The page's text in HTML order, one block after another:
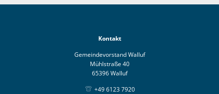
Kontakt
Gemeindevorstand Walluf
Mühlstraße 40
65396 Walluf
+49 6123 7920